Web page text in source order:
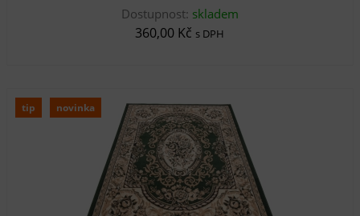
Dostupnost: skladem
360,00 Kč s DPH
tip novinka